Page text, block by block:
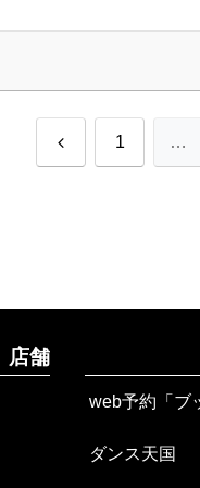
前 1 …
店舗
web予約「ブ
ダンス天国